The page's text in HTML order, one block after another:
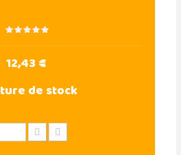
12,43 €
de stock